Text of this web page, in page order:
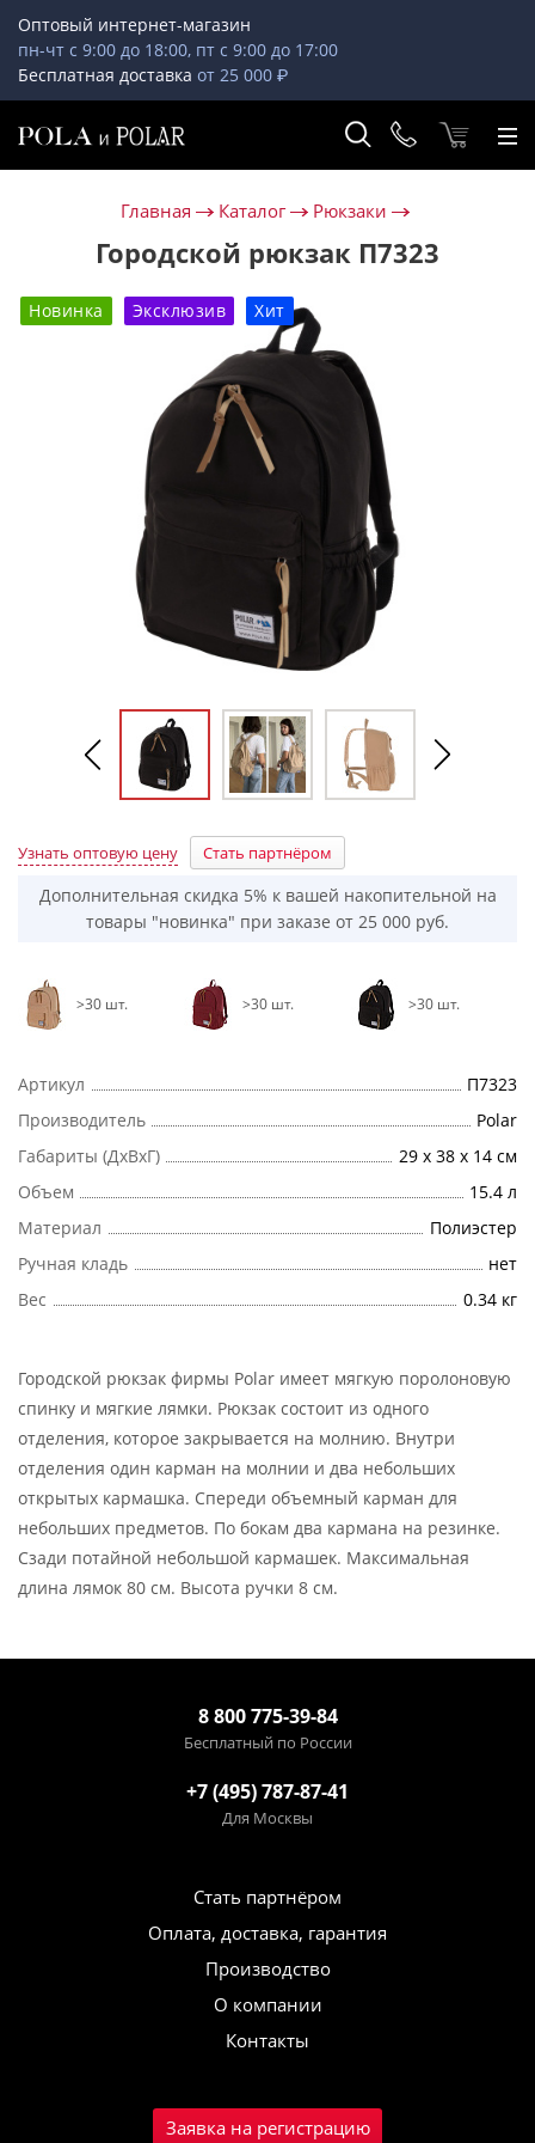
Оптовый интернет-магазин
пн-чт с 9:00 до 18:00, пт с 9:00 до 17:00
Бесплатная доставка от 25 000 ₽
Главная Каталог Рюкзаки
Городской рюкзак П7323
Новинка Эксклюзив Хит
Узнать оптовую цену Стать партнёром
Дополнительная скидка 5% к вашей накопительной на
товары "новинка" при заказе от 25 000 руб.
>30 шт. >30 шт. >30 шт.
Артикул
П7323
Производитель
Polar
Габариты (ДхВхГ)
29 х 38 х 14 см
Объем
15.4 л
Материал
Полиэстер
Ручная кладь
нет
Вес
0.34 кг
Городской рюкзак фирмы Polar имеет мягкую поролоновую
спинку и мягкие лямки. Рюкзак состоит из одного
отделения, которое закрывается на молнию. Внутри
отделения один карман на молнии и два небольших
открытых кармашка. Спереди объемный карман для
небольших предметов. По бокам два кармана на резинке.
Сзади потайной небольшой кармашек. Максимальная
длина лямок 80 см. Высота ручки 8 см.
8 800 775-39-84
Бесплатный по России
+7 (495) 787-87-41
Для Москвы
Стать партнёром
Оплата, доставка, гарантия
Производство
О компании
Контакты
Заявка на регистрацию